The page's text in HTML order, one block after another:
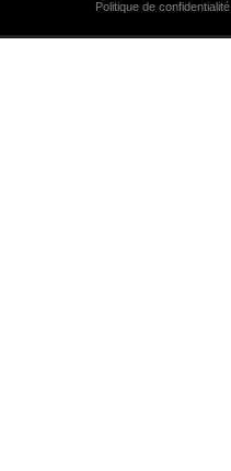
Politique de confidentialité